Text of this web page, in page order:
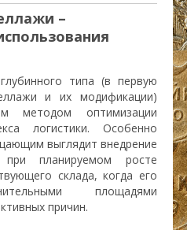
–
типа (в первую
и их модификации)
методом оптимизации
логистики. Особенно
выглядит внедрение
при планируемом росте
склада, когда его
площадями
причин.